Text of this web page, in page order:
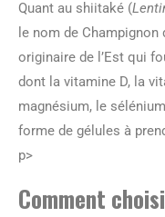
Quant au shiitaké (
le nom de Champignon
originaire de l’Est qui
dont la vitamine D, la
magnésium, le
forme de gélules à
p>
Comment